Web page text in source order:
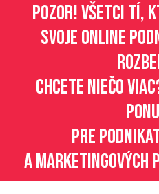
POZOR! Všetci
svoje online
Chcete niečo
Pre
a marketingových